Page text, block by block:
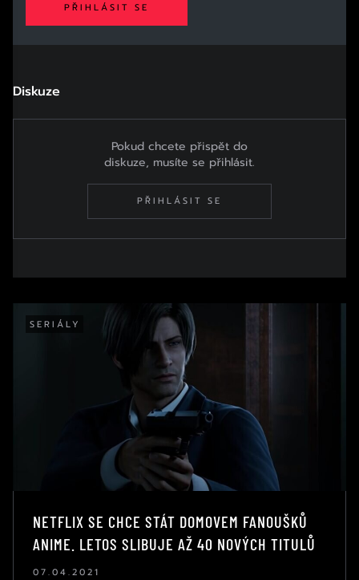
PŘIHLÁSIT SE
Diskuze
Pokud chcete přispět do
diskuze, musíte se přihlásit.
PŘIHLÁSIT SE
SERIÁLY
NETFLIX SE CHCE STÁT DOMOVEM FANOUŠKŮ
ANIME. LETOS SLIBUJE AŽ 40 NOVÝCH TITULŮ
07.04.2021